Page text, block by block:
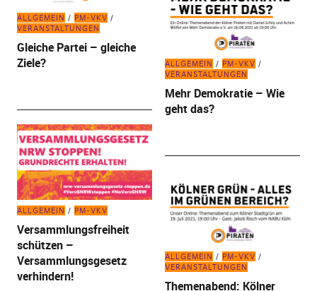
ALLGEMEIN
PM-VKV
VERANSTALTUNGEN
Gleiche Partei – gleiche
Ziele?
ALLGEMEIN
PM-VKV
VERANSTALTUNGEN
Mehr Demokratie – Wie
geht das?
ALLGEMEIN PM-VKV
Versammlungsfreiheit
schützen –
Versammlungsgesetz
verhindern!
ALLGEMEIN
PM-VKV
VERANSTALTUNGEN
Themenabend: Kölner